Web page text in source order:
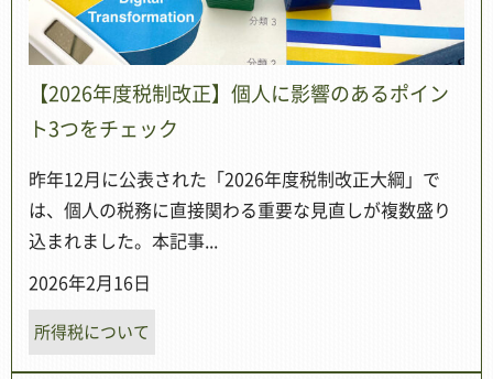
【2026年度税制改正】個人に影響のあるポイン
ト3つをチェック
昨年12月に公表された「2026年度税制改正大綱」で
は、個人の税務に直接関わる重要な見直しが複数盛り
込まれました。本記事...
2026年2月16日
所得税について